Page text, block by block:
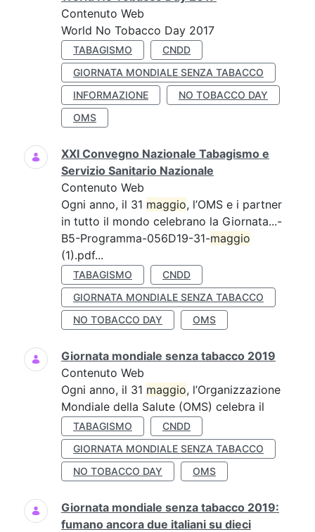
Contenuto Web
World No Tobacco Day 2017
TABAGISMO
CNDD
GIORNATA MONDIALE SENZA TABACCO
INFORMAZIONE
NO TOBACCO DAY
OMS
XXI Convegno Nazionale Tabagismo e
Servizio Sanitario Nazionale
Contenuto Web
Ogni anno, il 31 maggio, l’OMS e i partner
in tutto il mondo celebrano la Giornata...-
B5-Programma-056D19-31-maggio
(1).pdf...
TABAGISMO
CNDD
GIORNATA MONDIALE SENZA TABACCO
NO TOBACCO DAY
OMS
Giornata mondiale senza tabacco 2019
Contenuto Web
Ogni anno, il 31 maggio, l’Organizzazione
Mondiale della Salute (OMS) celebra il
TABAGISMO
CNDD
GIORNATA MONDIALE SENZA TABACCO
NO TOBACCO DAY
OMS
Giornata mondiale senza tabacco 2019:
fumano ancora due italiani su dieci